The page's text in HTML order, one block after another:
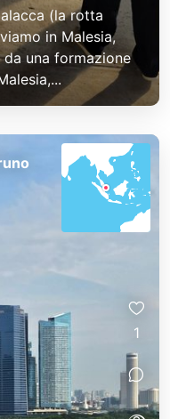
(la rotta
in Malesia,
una formazione
1